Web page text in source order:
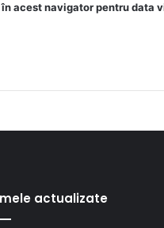
acest navigator pentru data
actualizate